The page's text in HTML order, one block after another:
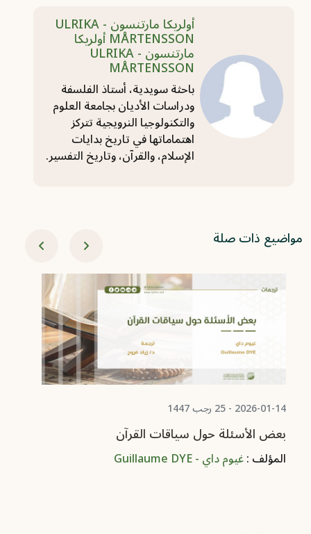
أولريكا مارتنسون - ULRIKA
MÅRTENSSON أولريكا
مارتنسون - ULRIKA
MÅRTENSSON
باحثة سويدية، أستاذ الفلسفة
ودراسات الأديان بجامعة العلوم
والتكنولوجيا النرويجية تتركز
اهتماماتها في تاريخ بدايات
الإسلام، والقرآن، وتاريخ التفسير.
مواضيع ذات صلة
2026-01-14 - 25 رجب 1447
بعض الأسئلة حول سياقات القرآن
المؤلف :غيوم داي - Guillaume DYE